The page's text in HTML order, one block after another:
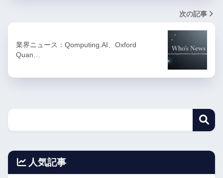
次の記事
業界ニュース：Qomputing.AI、Oxford
Quan…
人気記事